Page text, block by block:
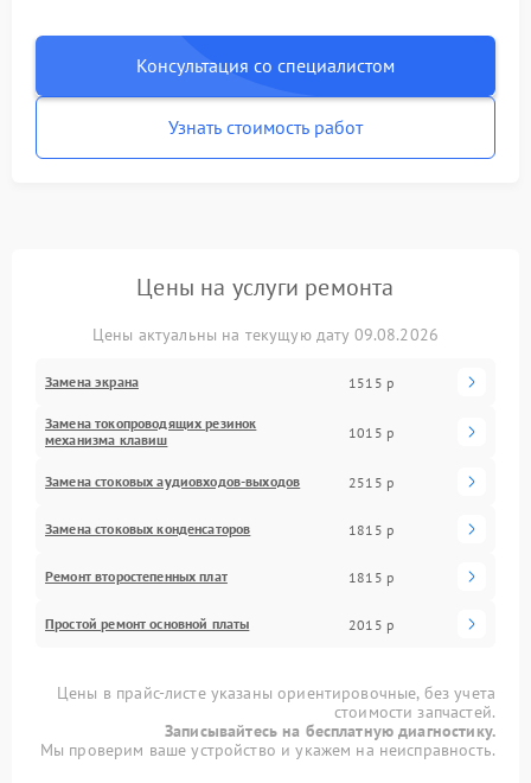
Консультация со специалистом
Узнать стоимость работ
Цены на услуги ремонта
Цены актуальны на текущую дату 09.08.2026
Замена экрана 1515 р
Замена токопроводящих резинок
механизма клавиш
1015 р
Замена стоковых аудиовходов-выходов 2515 р
Замена стоковых конденсаторов 1815 р
Ремонт второстепенных плат 1815 р
Простой ремонт основной платы 2015 р
Цены в прайс-листе указаны ориентировочные, без учета
стоимости запчастей.
Записывайтесь на бесплатную диагностику.
Мы проверим ваше устройство и укажем на неисправность.